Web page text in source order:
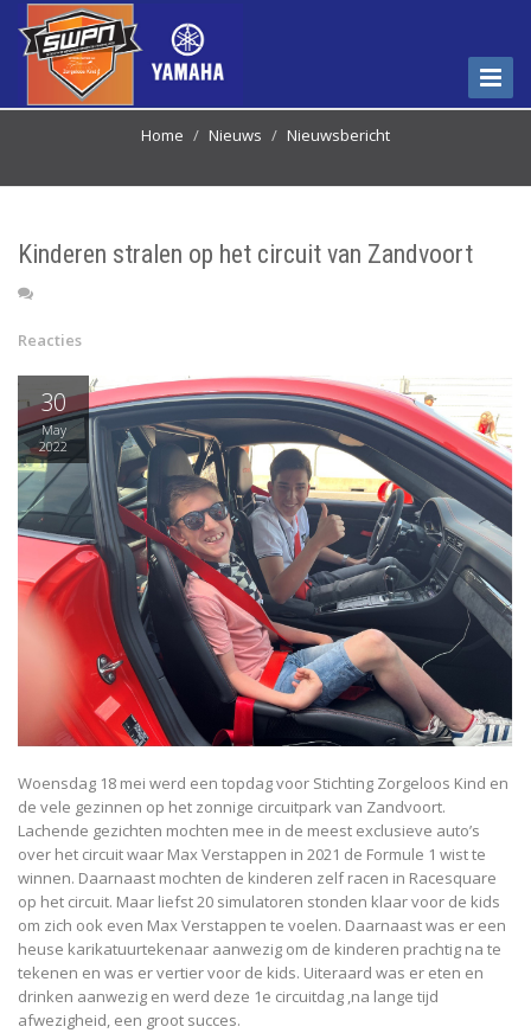
Menu
Home
Nieuws Nieuwsbericht
Kinderen stralen op het circuit van Zandvoort
Reacties
30
May
2022
Woensdag 18 mei werd een topdag voor Stichting Zorgeloos Kind en
de vele gezinnen op het zonnige circuitpark van Zandvoort.
Lachende gezichten mochten mee in de meest exclusieve auto’s
over het circuit waar Max Verstappen in 2021 de Formule 1 wist te
winnen. Daarnaast mochten de kinderen zelf racen in Racesquare
op het circuit. Maar liefst 20 simulatoren stonden klaar voor de kids
om zich ook even Max Verstappen te voelen. Daarnaast was er een
heuse karikatuurtekenaar aanwezig om de kinderen prachtig na te
tekenen en was er vertier voor de kids. Uiteraard was er eten en
drinken aanwezig en werd deze 1e circuitdag ,na lange tijd
afwezigheid, een groot succes.